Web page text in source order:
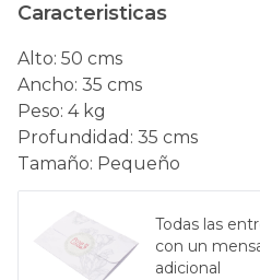
Caracteristicas
Alto: 50 cms
Ancho: 35 cms
Peso: 4 kg
Profundidad : 35 cms
Tamaño: Pequeño
Todas las
con un
adicional